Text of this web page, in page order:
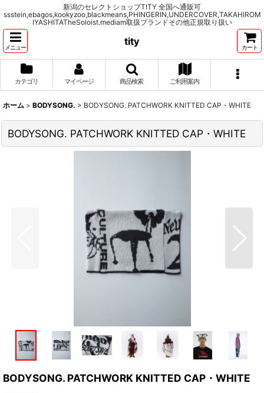
新潟のセレクトショップTITY 全国へ通販可
ssstein,ebagos,kookyzoo,blackmeans,PHINGERIN,UNDERCOVER,TAKAHIROM
IYASHITATheSoloist.mediam取扱ブランドその他正規取り扱い
メニュー
tity
カート
カテゴリ マイページ 商品検索 ご利用案内
ホーム > BODYSONG. > BODYSONG. PATCHWORK KNITTED CAP・WHITE
BODYSONG. PATCHWORK KNITTED CAP・WHITE
BODYSONG. PATCHWORK KNITTED CAP・WHITE